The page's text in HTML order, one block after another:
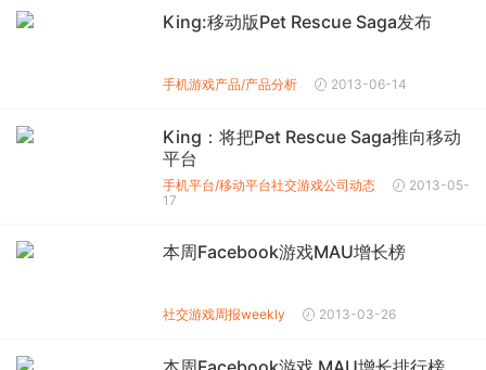
King:移动版Pet Rescue Saga发布
手机游戏产品/产品分析 2013-06-14
King：将把Pet Rescue Saga推向移动
平台
手机平台/移动平台社交游戏公司动态
2013-05-
17
本周Facebook游戏MAU增长榜
社交游戏周报weekly 2013-03-26